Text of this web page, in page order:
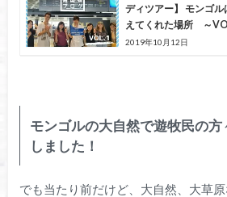
ディツアー】 モンゴ
えてくれた場所 ～
2019年10月12日
モンゴルの大自然で遊牧民の
しました！
でも当たり前だけど、大自然、大草